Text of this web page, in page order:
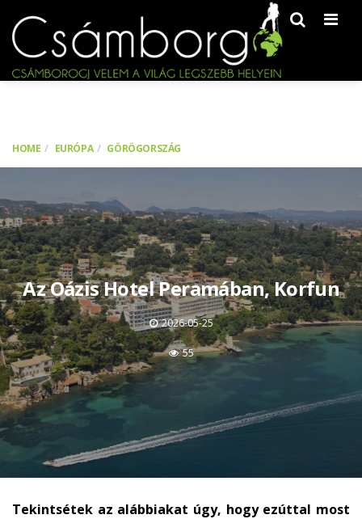
HOME EURÓPA GÖRÖGORSZÁG
Az Oázis Hotel Peramában, Korfun
2026-05-25
55
Tekintsétek az alábbiakat úgy, hogy ezúttal most